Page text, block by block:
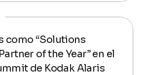
como “Solutions
of the Year” en el
de Kodak Alaris